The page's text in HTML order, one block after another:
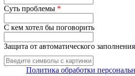
Суть проблемы *
С кем хотел бы поговорить
Защита от автоматического заполнения
Политика обработки